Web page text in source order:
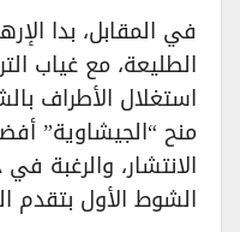
​في المقابل، بدا
الطليعة، مع غياب
استغلال الأطراف
منح “الجيشاوية”
الانتشار، والرغبة
الشوط الأول بتقدم